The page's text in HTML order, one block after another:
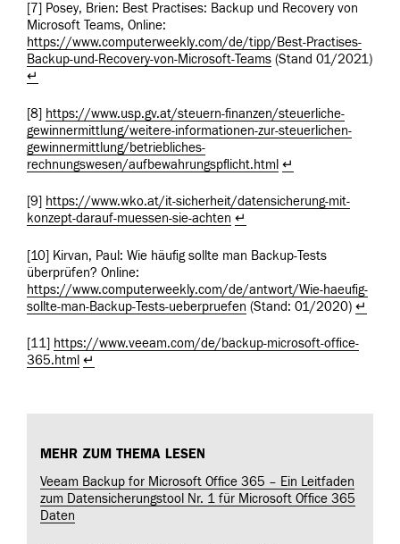
[7] Posey, Brien: Best Practises: Backup und Recovery von
Microsoft Teams, Online:
https://www.computerweekly.com/de/tipp/Best-Practises-
Backup-und-Recovery-von-Microsoft-Teams (Stand 01/2021)
↵
[8] https://www.usp.gv.at/steuern-finanzen/steuerliche-
gewinnermittlung/weitere-informationen-zur-steuerlichen-
gewinnermittlung/betriebliches-
rechnungswesen/aufbewahrungspflicht.html ↵
[9] https://www.wko.at/it-sicherheit/datensicherung-mit-
konzept-darauf-muessen-sie-achten ↵
[10] Kirvan, Paul: Wie häufig sollte man Backup-Tests
überprüfen? Online:
https://www.computerweekly.com/de/antwort/Wie-haeufig-
sollte-man-Backup-Tests-ueberpruefen (Stand: 01/2020) ↵
[11] https://www.veeam.com/de/backup-microsoft-office-
365.html ↵
MEHR ZUM THEMA LESEN
Veeam Backup for Microsoft Office 365 – Ein Leitfaden
zum Datensicherungstool Nr. 1 für Microsoft Office 365
Daten